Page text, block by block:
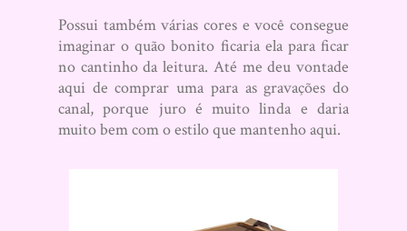
Possui também várias cores e você consegue
imaginar o quão bonito ficaria ela para ficar
no cantinho da leitura. Até me deu vontade
aqui de comprar uma para as gravações do
canal, porque juro é muito linda e daria
muito bem com o estilo que mantenho aqui.